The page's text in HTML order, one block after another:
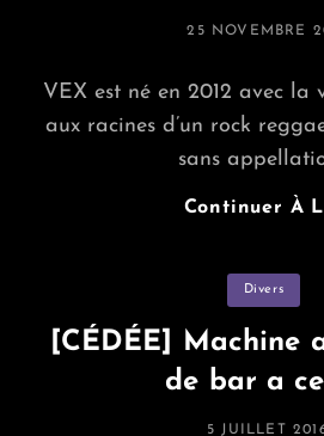
POSTED
25 NOVEMBRE
VEX est né en 2012 avec la
aux racines d’un rock
sans
Continuer À
Categories
Divers
[CÉDÉE] Machine
de bar a
POSTED
5 JUILLET